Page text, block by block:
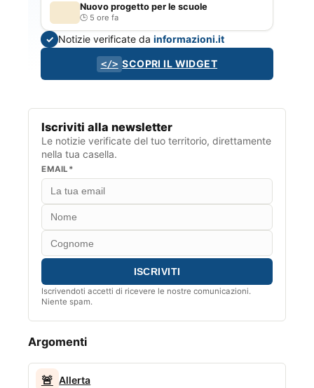
Nuovo progetto per le scuole
5 ore fa
✓ Notizie verificate dainformazioni.it
</> SCOPRI IL WIDGET
Iscriviti alla newsletter
Le notizie verificate del tuo territorio, direttamente
nella tua casella.
EMAIL*
Iscrivendoti accetti di ricevere le nostre comunicazioni.
Niente spam.
Argomenti
🚨 Allerta